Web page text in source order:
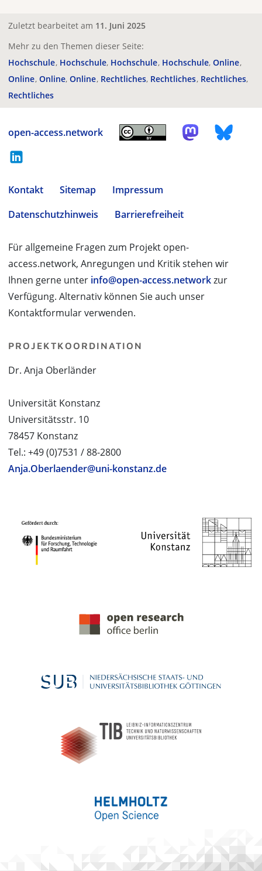
Zuletzt bearbeitet am 11. Juni 2025
Mehr zu den Themen dieser Seite:
Hochschule Hochschule Hochschule Hochschule Online
Online Online Online Rechtliches Rechtliches Rechtliches
Rechtliches
open-access.network
Kontakt Sitemap
Impressum
Datenschutzhinweis
Barrierefreiheit
Für allgemeine Fragen zum Projekt open-
access.network, Anregungen und Kritik stehen wir
Ihnen gerne unter info@open-access.networkzur
Verfügung. Alternativ können Sie auch unser
Kontaktformular verwenden.
PROJEKTKOORDINATION
Dr. Anja Oberländer
Universität Konstanz
Universitätsstr. 10
78457 Konstanz
Tel.: +49 (0)7531 / 88-2800
Anja.Oberlaender@uni-konstanz.de